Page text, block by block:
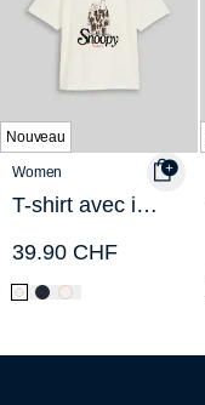
Nouveau
Women
T-shirt avec imprimé Snoopy
39.90 CHF